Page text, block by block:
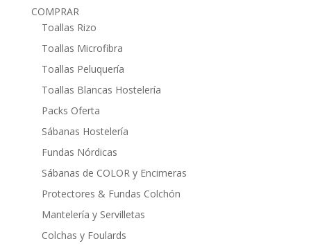
COMPRAR
Toallas Rizo
Toallas Microfibra
Toallas Peluquería
Toallas Blancas Hostelería
Packs Oferta
Sábanas Hostelería
Fundas Nórdicas
Sábanas de COLOR y Encimeras
Protectores & Fundas Colchón
Mantelería y Servilletas
Colchas y Foulards